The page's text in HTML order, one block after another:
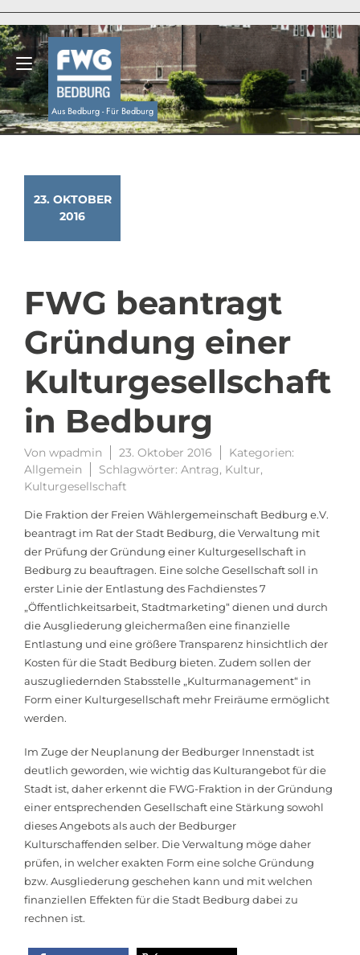
springen
Aus Bedburg - Für Bedburg
Navigation umschalten
23. OKTOBER
2016
FWG beantragt
Gründung einer
Kulturgesellschaft
in Bedburg
Von wpadmin 23. Oktober 2016
Kategorien:
Allgemein
Schlagwörter: Antrag, Kultur,
Kulturgesellschaft
Die Fraktion der Freien Wählergemeinschaft Bedburg e.V.
beantragt im Rat der Stadt Bedburg, die Verwaltung mit
der Prüfung der Gründung einer Kulturgesellschaft in
Bedburg zu beauftragen. Eine solche Gesellschaft soll in
erster Linie der Entlastung des Fachdienstes 7
„Öffentlichkeitsarbeit, Stadtmarketing“ dienen und durch
die Ausgliederung gleichermaßen eine finanzielle
Entlastung und eine größere Transparenz hinsichtlich der
Kosten für die Stadt Bedburg bieten. Zudem sollen der
auszugliedernden Stabsstelle „Kulturmanagement“ in
Form einer Kulturgesellschaft mehr Freiräume ermöglicht
werden.
Im Zuge der Neuplanung der Bedburger Innenstadt ist
deutlich geworden, wie wichtig das Kulturangebot für die
Stadt ist, daher erkennt die FWG-Fraktion in der Gründung
einer entsprechenden Gesellschaft eine Stärkung sowohl
dieses Angebots als auch der Bedburger
Kulturschaffenden selber. Die Verwaltung möge daher
prüfen, in welcher exakten Form eine solche Gründung
bzw. Ausgliederung geschehen kann und mit welchen
finanziellen Effekten für die Stadt Bedburg dabei zu
rechnen ist.